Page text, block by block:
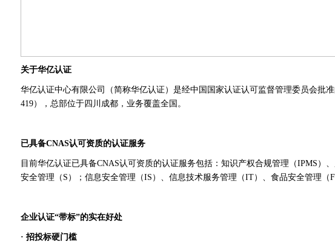
关于华亿认证
华亿认证中心有限公司（简称华亿认证）是经中国国家认证认可监督管理委员会批
419），总部位于四川成都，业务覆盖全国。
已具备CNAS认可资质的认证服务
目前华亿认证已具备CNAS认可资质的认证服务包括：知识产权合规管理（IPMS）
安全管理（S）；信息安全管理（IS）、信息技术服务管理（IT）、食品安全管理（
企业认证“带标”的实在好处
· 招投标硬门槛